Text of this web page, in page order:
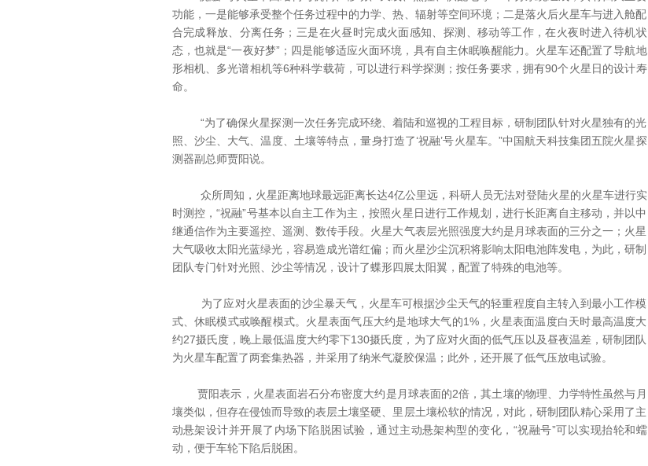
功能，一是能够承受整个任务过程中的力学、热、辐射等空间环境；二是落火后火星车与进入舱配
合完成释放、分离任务；三是在火昼时完成火面感知、探测、移动等工作，在火夜时进入待机状
态，也就是“一夜好梦”；四是能够适应火面环境，具有自主休眠唤醒能力。火星车还配置了导航地
形相机、多光谱相机等6种科学载荷，可以进行科学探测；按任务要求，拥有90个火星日的设计寿
命。
“为了确保火星探测一次任务完成环绕、着陆和巡视的工程目标，研制团队针对火星独有的光
照、沙尘、大气、温度、土壤等特点，量身打造了‘祝融’号火星车。”中国航天科技集团五院火星探
测器副总师贾阳说。
众所周知，火星距离地球最远距离长达4亿公里远，科研人员无法对登陆火星的火星车进行实
时测控，“祝融”号基本以自主工作为主，按照火星日进行工作规划，进行长距离自主移动，并以中
继通信作为主要遥控、遥测、数传手段。火星大气表层光照强度大约是月球表面的三分之一；火星
大气吸收太阳光蓝绿光，容易造成光谱红偏；而火星沙尘沉积将影响太阳电池阵发电，为此，研制
团队专门针对光照、沙尘等情况，设计了蝶形四展太阳翼，配置了特殊的电池等。
为了应对火星表面的沙尘暴天气，火星车可根据沙尘天气的轻重程度自主转入到最小工作模
式、休眠模式或唤醒模式。火星表面气压大约是地球大气的1%，火星表面温度白天时最高温度大
约27摄氏度，晚上最低温度大约零下130摄氏度，为了应对火面的低气压以及昼夜温差，研制团队
为火星车配置了两套集热器，并采用了纳米气凝胶保温；此外，还开展了低气压放电试验。
贾阳表示，火星表面岩石分布密度大约是月球表面的2倍，其土壤的物理、力学特性虽然与月
壤类似，但存在侵蚀而导致的表层土壤坚硬、里层土壤松软的情况，对此，研制团队精心采用了主
动悬架设计并开展了内场下陷脱困试验，通过主动悬架构型的变化，“祝融号”可以实现抬轮和蠕
动，便于车轮下陷后脱困。